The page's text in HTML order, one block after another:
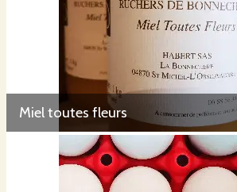
Miel toutes fleurs